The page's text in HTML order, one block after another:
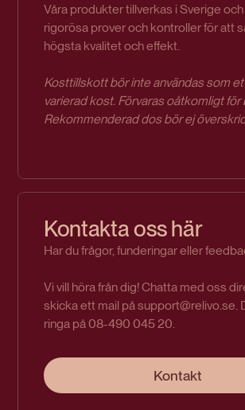
Våra produkter tillverkas i Sverige
rigorösa prover och kontroller för att
högsta kvalitet och effekt.
Kosttillskott bör inte användas som
varierad kost. Förvaras oåtkomligt för
Rekommenderad dos bör ej
Kontakta oss här
Har du frågor, funderingar eller
Vi vill höra från dig! Chatta med oss
skicka ett mail på support@relivo.se.
ringa på 08-490 045 20.
Kontakt